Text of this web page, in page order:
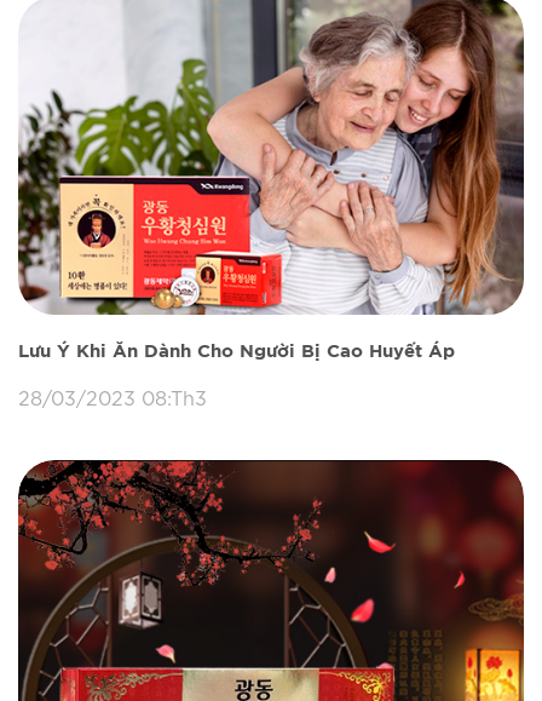
Lưu Ý Khi Ăn Dành Cho Người Bị Cao Huyết Áp
28/03/2023 08:Th3